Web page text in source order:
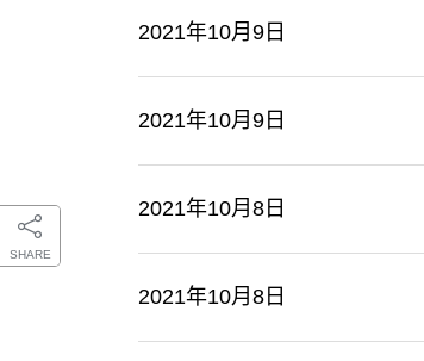
SHARE
2021年10月9日
2021年10月9日
2021年10月8日
2021年10月8日